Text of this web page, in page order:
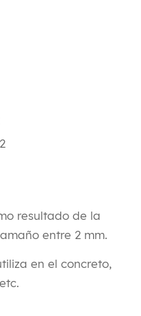
resultado de la
entre 2 mm.
en el concreto,